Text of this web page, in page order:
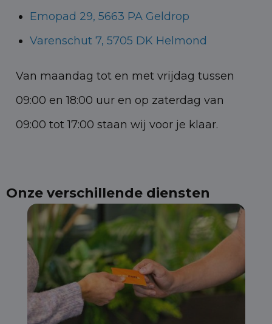
Emopad 29, 5663 PA Geldrop
Varenschut 7, 5705 DK Helmond
Van maandag tot en met vrijdag tussen
09:00 en 18:00 uur en op zaterdag van
09:00 tot 17:00 staan wij voor je klaar.
Onze verschillende diensten